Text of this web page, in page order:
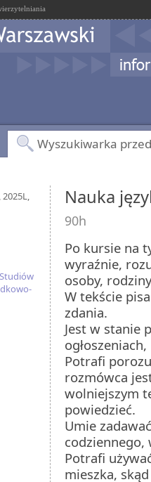
Wyszukiwarka
2025L,
Nauka
90h
Po kursie na
wyraźnie,
osoby,
W tekście
zdania.
Jest w stanie
Potrafi
rozmówca
wolniejszym
powiedzieć.
Umie
codziennego,
Potrafi
mieszka,